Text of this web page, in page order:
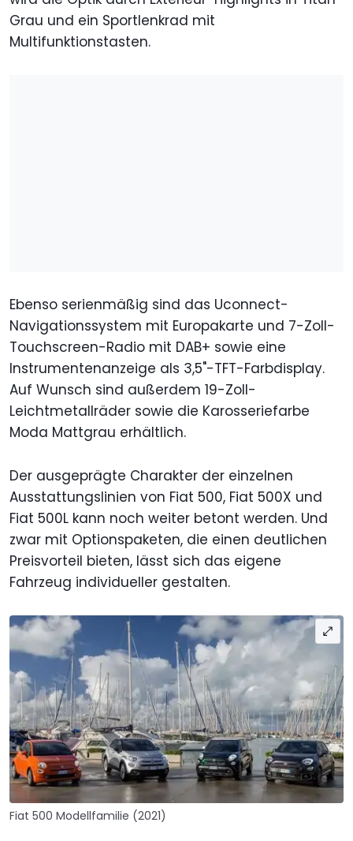
Grau und ein Sportlenkrad mit
Multifunktionstasten.
Ebenso serienmäßig sind das Uconnect-
Navigationssystem mit Europakarte und 7-Zoll-
Touchscreen-Radio mit DAB+ sowie eine
Instrumentenanzeige als 3,5"-TFT-Farbdisplay.
Auf Wunsch sind außerdem 19-Zoll-
Leichtmetallräder sowie die Karosseriefarbe
Moda Mattgrau erhältlich.
Der ausgeprägte Charakter der einzelnen
Ausstattungslinien von Fiat 500, Fiat 500X und
Fiat 500L kann noch weiter betont werden. Und
zwar mit Optionspaketen, die einen deutlichen
Preisvorteil bieten, lässt sich das eigene
Fahrzeug individueller gestalten.
Fiat 500 Modellfamilie (2021)